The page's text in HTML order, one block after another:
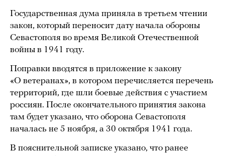
Государственная дума приняла в третьем чтении
закон, который переносит дату начала обороны
Севастополя во время Великой Отечественной
войны в 1941 году.
Поправки вводятся в приложение к закону
«О ветеранах», в котором перечисляется перечень
территорий, где шли боевые действия с участием
россиян. После окончательного принятия закона
там будет указано, что оборона Севастополя
началась не 5 ноября, а 30 октября 1941 года.
В пояснительной записке указано, что ранее